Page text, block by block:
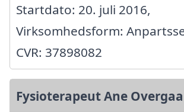
Startdato: 20. juli 2016,
Virksomhedsform:
CVR: 37898082
Fysioterapeut Ane